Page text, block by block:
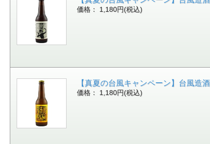
価格： 1,180円(税込)
【真夏の台風キャンペーン】台風造
価格： 1,180円(税込)